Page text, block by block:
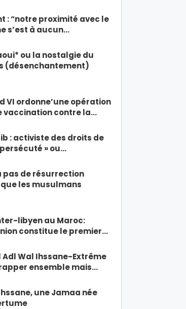
: “notre proximité avec le
s’est à aucun…
ou la nostalgie du
(désenchantement)
VI ordonne’une opération
vaccination contre la…
: activiste des droits de
persécuté » ou…
pas de résurrection
les musulmans
libyen au Maroc:
constitue le premier…
Adl Wal Ihssane-Extrême
ensemble mais…
une Jamaa née